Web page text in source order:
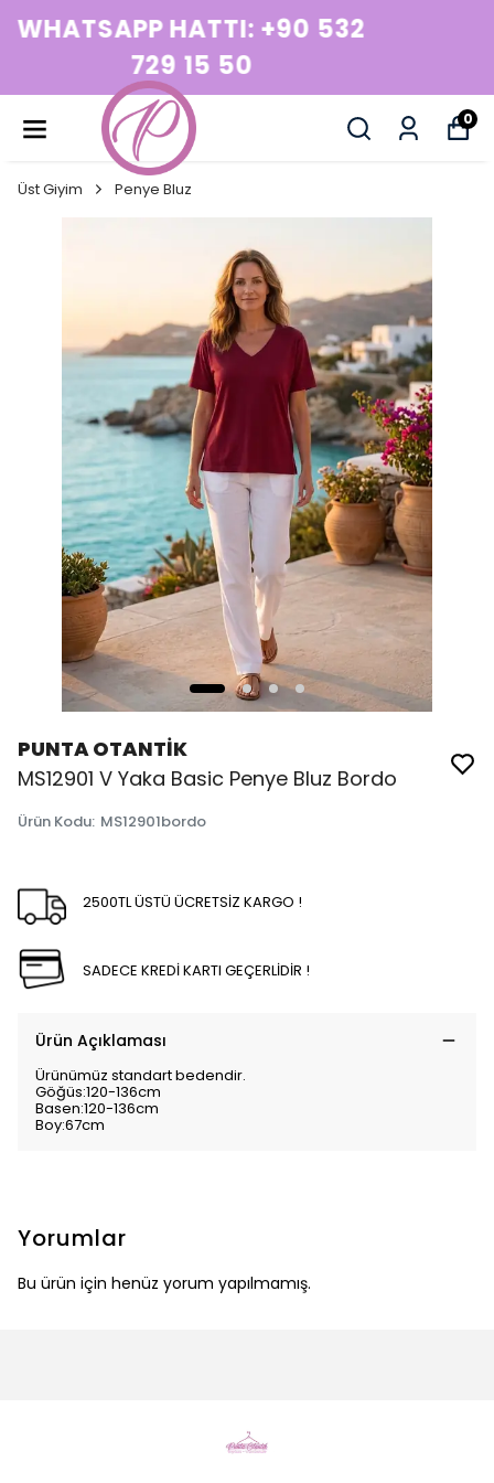
WHATSAPP HATTI: +90 532
729 15 50
0
Üst Giyim Penye Bluz
PUNTA OTANTİK
MS12901 V Yaka Basic Penye Bluz Bordo
Ürün Kodu: MS12901bordo
2500TL ÜSTÜ ÜCRETSİZ KARGO !
SADECE KREDİ KARTI GEÇERLİDİR !
Ürün Açıklaması
Ürünümüz standart bedendir.
Göğüs:120-136cm
Basen:120-136cm
Boy:67cm
Yorumlar
Bu ürün için henüz yorum yapılmamış.